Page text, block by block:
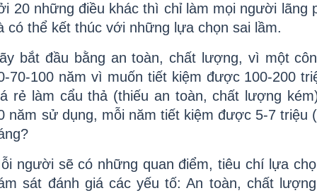
20 những điều khác thì chỉ làm mọi người lãng
có thể kết thúc với những lựa chọn sai lầm.
bắt đầu bằng an toàn, chất lượng, vì một
70-100 năm vì muốn tiết kiệm được 100-200
rẻ làm cẩu thả (thiếu an toàn, chất lượng
năm sử dụng, mỗi năm tiết kiệm được 5-7 triệu
người sẽ có những quan điểm, tiêu chí lựa
sát đánh giá các yếu tố: An toàn, chất